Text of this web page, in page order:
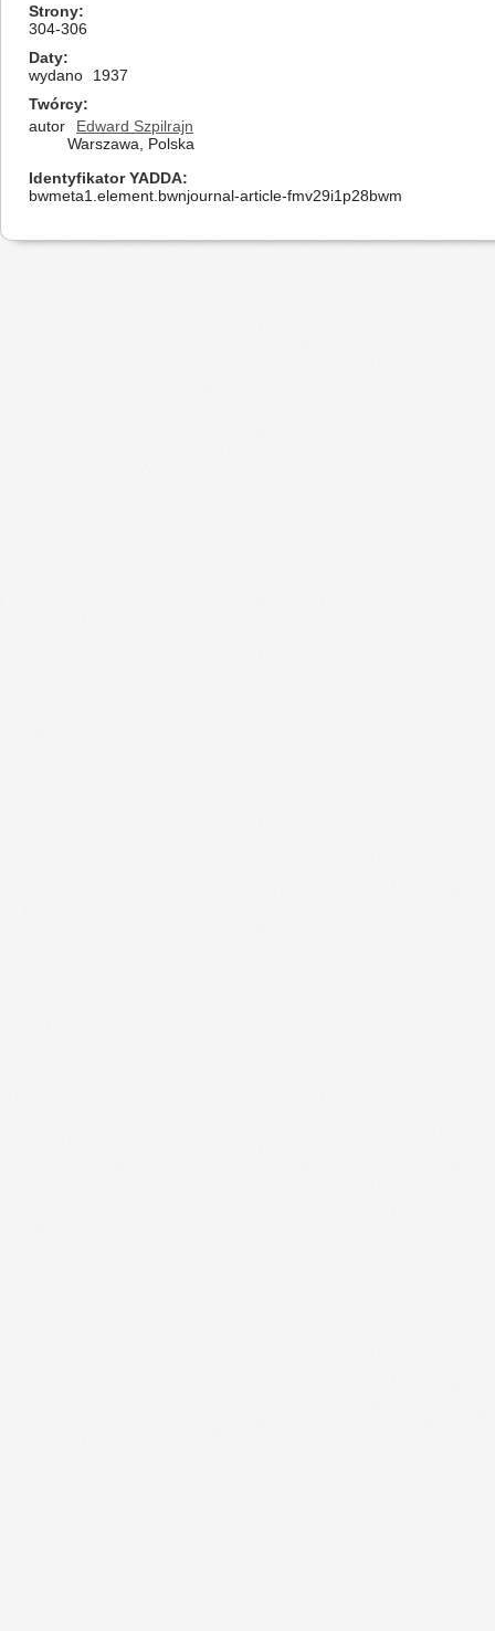
Strony
304-306
Daty
wydano
1937
Twórcy
autor
Edward Szpilrajn
Warszawa, Polska
Identyfikator YADDA
bwmeta1.element.bwnjournal-article-fmv29i1p28bwm